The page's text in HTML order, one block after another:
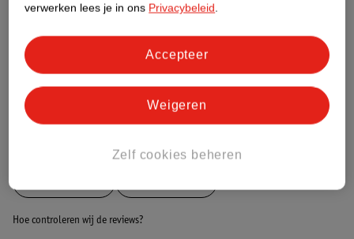
Impact Score.
Bestel & Bezorginformatie
Hoe controleren wij de reviews?
verwerken lees je in ons Privacybeleid.
Zelf cookies beheren
Weigeren
Accepteer